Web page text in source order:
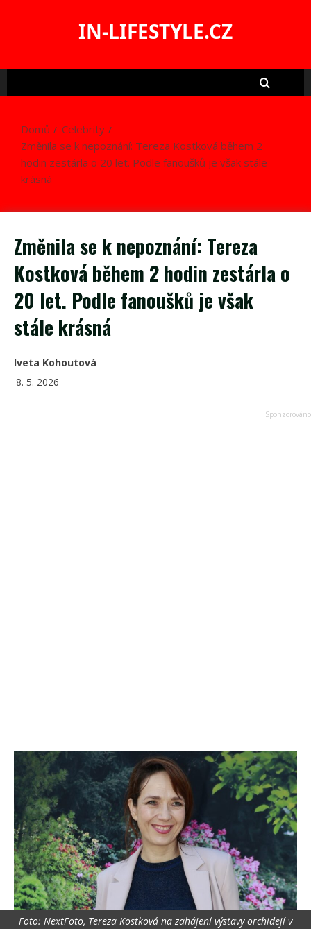
IN-LIFESTYLE.CZ
Domů
Celebrity
Změnila se k nepoznání: Tereza Kostková během 2
hodin zestárla o 20 let. Podle fanoušků je však stále
krásná
Změnila se k nepoznání: Tereza
Kostková během 2 hodin zestárla o
20 let. Podle fanoušků je však
stále krásná
Iveta Kohoutová
8. 5. 2026
Foto: NextFoto, Tereza Kostková na zahájení výstavy orchidejí v